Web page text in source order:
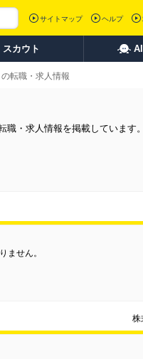
サイトマップ ヘルプ
スカウト
転職・求人情報
・求人情報を掲載しています
ません。
株